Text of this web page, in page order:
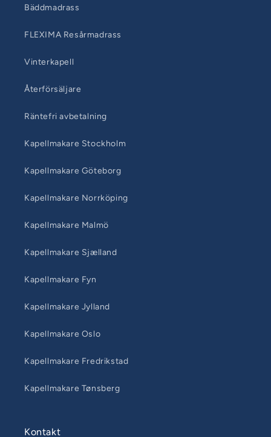
Bäddmadrass
FLEXIMA Resårmadrass
Vinterkapell
Återförsäljare
Räntefri avbetalning
Kapellmakare Stockholm
Kapellmakare Göteborg
Kapellmakare Norrköping
Kapellmakare Malmö
Kapellmakare Sjælland
Kapellmakare Fyn
Kapellmakare Jylland
Kapellmakare Oslo
Kapellmakare Fredrikstad
Kapellmakare Tønsberg
Kontakt